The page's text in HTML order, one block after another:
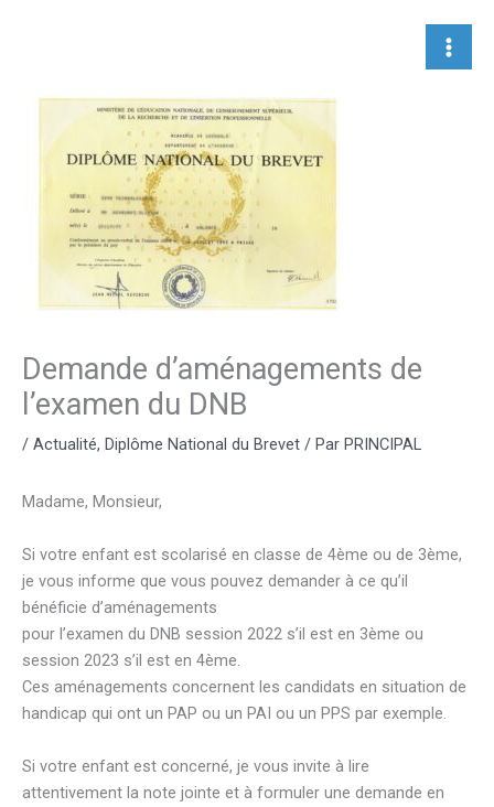
Demande d’aménagements de
l’examen du DNB
/ Actualité, Diplôme National du Brevet / Par PRINCIPAL
Madame, Monsieur,
Si votre enfant est scolarisé en classe de 4ème ou de 3ème,
je vous informe que vous pouvez demander à ce qu’il
bénéficie d’aménagements
pour l’examen du DNB session 2022 s’il est en 3ème ou
session 2023 s’il est en 4ème.
Ces aménagements concernent les candidats en situation de
handicap qui ont un PAP ou un PAI ou un PPS par exemple.
Si votre enfant est concerné, je vous invite à lire
attentivement la note jointe et à formuler une demande en